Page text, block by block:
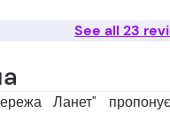
See all 23
Ланет"